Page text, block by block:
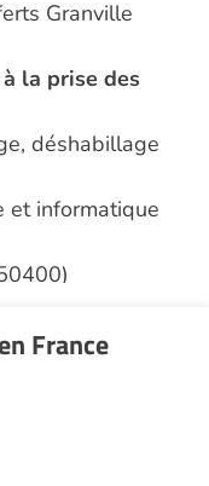
Granville
la prise des
déshabillage
et informatique
(50400)
Granville
France